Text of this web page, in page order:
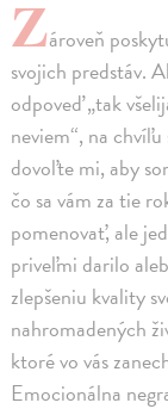
Zároveň
svojich predstáv.
odpoveď „tak
neviem“, na
dovoľte mi, aby
čo sa vám za tie
pomenovať, ale
priveľmi darilo
zlepšeniu kvality
nahromadených
ktoré vo vás
Emocionálna